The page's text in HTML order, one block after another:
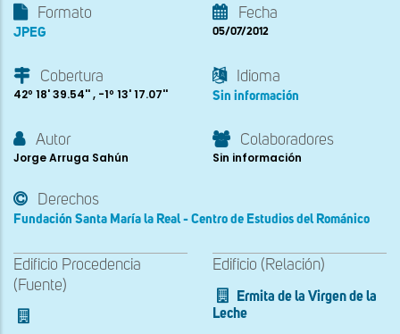
Formato
JPEG
Fecha
05/07/2012
Cobertura
42º 18' 39.54'' , -1º 13' 17.07''
Idioma
Sin información
Autor
Jorge Arruga Sahún
Colaboradores
Sin información
Derechos
Fundación Santa María la Real - Centro de Estudios del Románico
Edificio Procedencia
(Fuente)
Edificio (Relación)
Ermita de la Virgen de la
Leche